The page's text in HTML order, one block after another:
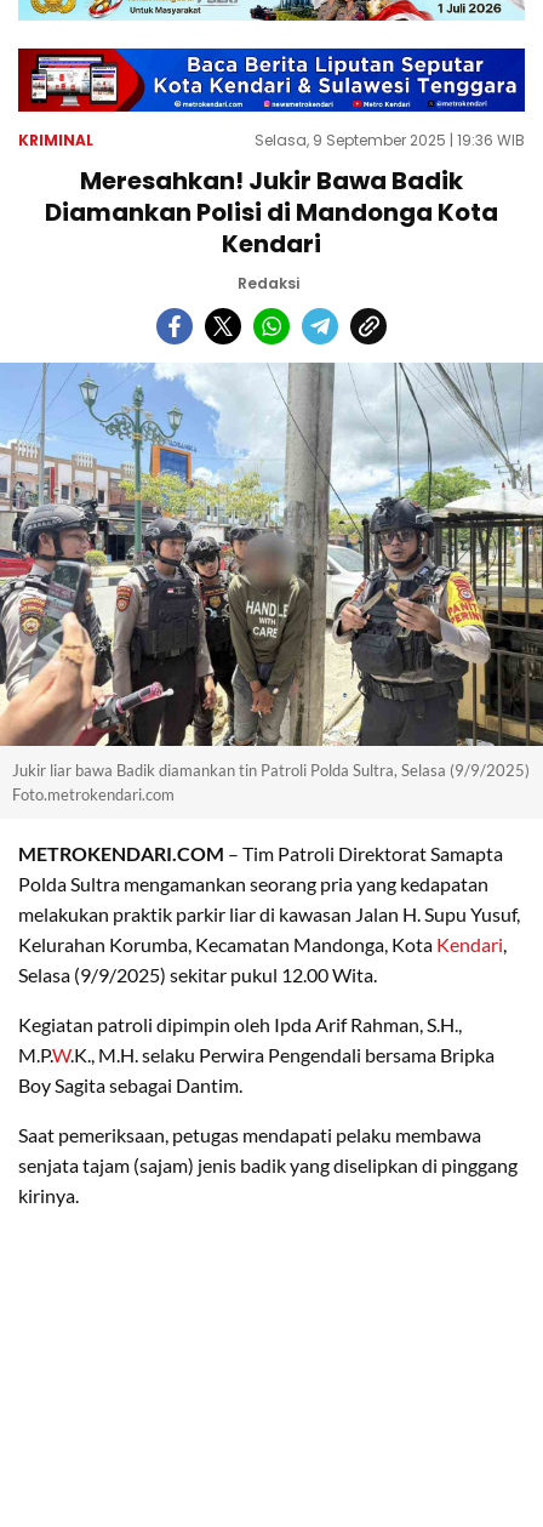
KRIMINAL Selasa, 9 September 2025 | 19:36 WIB
Meresahkan! Jukir Bawa Badik
Diamankan Polisi di Mandonga Kota
Kendari
Redaksi
Jukir liar bawa Badik diamankan tin Patroli Polda Sultra, Selasa (9/9/2025)
Foto.metrokendari.com
METROKENDARI.COM – Tim Patroli Direktorat Samapta
Polda Sultra mengamankan seorang pria yang kedapatan
melakukan praktik parkir liar di kawasan Jalan H. Supu Yusuf,
Kelurahan Korumba, Kecamatan Mandonga, Kota Kendari
Selasa (9/9/2025) sekitar pukul 12.00 Wita.
Kegiatan patroli dipimpin oleh Ipda Arif Rahman, S.H.,
M.P.W.K., M.H. selaku Perwira Pengendali bersama Bripka
Boy Sagita sebagai Dantim.
Saat pemeriksaan, petugas mendapati pelaku membawa
senjata tajam (sajam) jenis badik yang diselipkan di pinggang
kirinya.